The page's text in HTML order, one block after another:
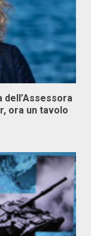
dell’Assessora
ora un tavolo